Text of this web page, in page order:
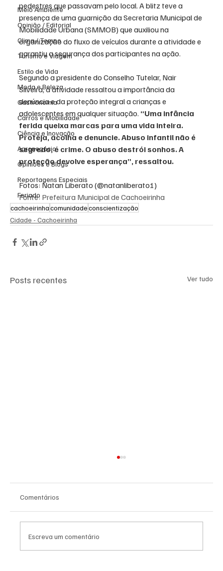
Meio Ambiente
Opinião / Editorial
Clima / Tempo
Turismo e Viagem
Estilo de Vida
Moda e Beleza
Gastronomia
Carros e Mobilidade
Ciência e Inovação
Agronegócio
Opiniões e Blogs
Reportagens Especiais
Feriado
pedestres que passavam pelo local. A blitz teve a
presença de uma guarnição da Secretaria Municipal de
Mobilidade Urbana (SMMOB) que auxiliou na
organização do fluxo de veículos durante a atividade e
garantiu a segurança dos participantes na ação.
Segundo a presidente do Conselho Tutelar, Nair
Silveira, a atividade ressaltou a importância da
denúncia e da proteção integral a crianças e
adolescentes em qualquer situação. “Uma infância
ferida queixa marcas para uma vida inteira.
Proteja, acolha e denuncie. Abuso infantil não é
segredo, é crime. O abuso destrói sonhos. A
proteção devolve esperança”, ressaltou.
Fotos: Natan Liberato (@natanliberato1)
Fonte: Prefeitura Municipal de Cachoeirinha
cachoeirinhacomunidadeconscientização
Cidade - Cachoeirinha
Posts recentes Ver tudo
Comentários
Escreva um comentário